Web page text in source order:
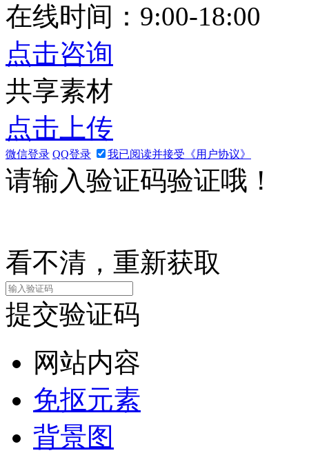
在线时间：9:00-18:00
点击咨询
共享素材
点击上传
微信登录 QQ登录 我已阅读并接受《用户协议》
请输入验证码验证哦！
看不清，重新获取
提交验证码
网站内容
免抠元素
背景图